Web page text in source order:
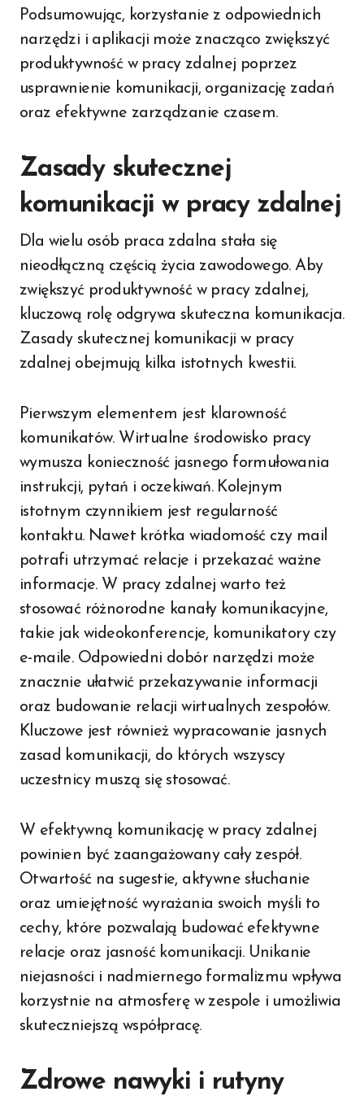
Podsumowując, korzystanie z odpowiednich
narzędzi i aplikacji może znacząco zwiększyć
produktywność w pracy zdalnej poprzez
usprawnienie komunikacji, organizację zadań
oraz efektywne zarządzanie czasem.
Zasady skutecznej
komunikacji w pracy zdalnej
Dla wielu osób praca zdalna stała się
nieodłączną częścią życia zawodowego. Aby
zwiększyć produktywność w pracy zdalnej,
kluczową rolę odgrywa skuteczna komunikacja.
Zasady skutecznej komunikacji w pracy
zdalnej obejmują kilka istotnych kwestii.
Pierwszym elementem jest klarowność
komunikatów. Wirtualne środowisko pracy
wymusza konieczność jasnego formułowania
instrukcji, pytań i oczekiwań. Kolejnym
istotnym czynnikiem jest regularność
kontaktu. Nawet krótka wiadomość czy mail
potrafi utrzymać relacje i przekazać ważne
informacje. W pracy zdalnej warto też
stosować różnorodne kanały komunikacyjne,
takie jak wideokonferencje, komunikatory czy
e-maile. Odpowiedni dobór narzędzi może
znacznie ułatwić przekazywanie informacji
oraz budowanie relacji wirtualnych zespołów.
Kluczowe jest również wypracowanie jasnych
zasad komunikacji, do których wszyscy
uczestnicy muszą się stosować.
W efektywną komunikację w pracy zdalnej
powinien być zaangażowany cały zespół.
Otwartość na sugestie, aktywne słuchanie
oraz umiejętność wyrażania swoich myśli to
cechy, które pozwalają budować efektywne
relacje oraz jasność komunikacji. Unikanie
niejasności i nadmiernego formalizmu wpływa
korzystnie na atmosferę w zespole i umożliwia
skuteczniejszą współpracę.
Zdrowe nawyki i rutyny